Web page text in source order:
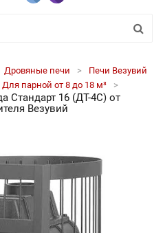
Дровяные печи
Печи Везувий
Для парной от 8 до 18 м³
Стандарт 16 (ДТ-4C) от
Везувий